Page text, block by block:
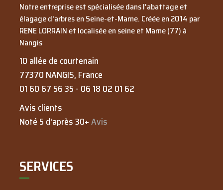
Notre entreprise est spécialisée dans l'abattage et
élagage d'arbres en Seine-et-Marne. Créée en 2014 par
RENE LORRAIN et localisée en seine et Marne (77) à
Nangis
10 allée de courtenain
77370 NANGIS, France
01 60 67 56 35 - 06 18 02 01 62
Avis clients
Noté 5 d'après 30+Avis
SERVICES